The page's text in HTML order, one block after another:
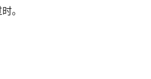
。